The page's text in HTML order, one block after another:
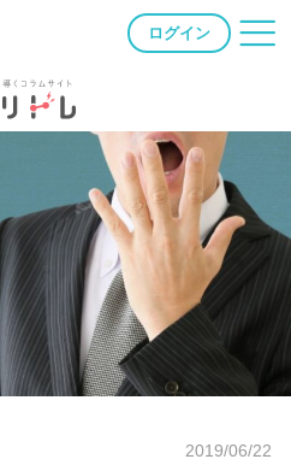
ログイン
2019/06/22